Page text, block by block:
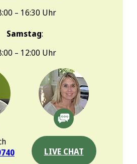
– 16:30 Uhr
Samstag:
– 12:00 Uhr
LIVE CHAT